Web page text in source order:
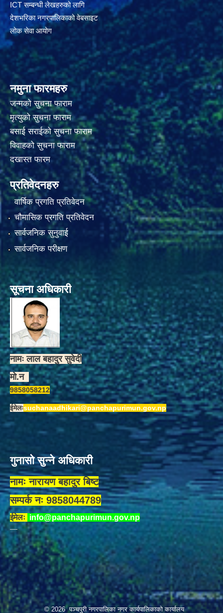
ICT सम्बन्धी लेखहरुको लागि
देशभरिका नगरपालिकाको वेबसाइट
लोक सेवा आयोग
नमुना फारमहरु
जन्मको सुचना फाराम
मृत्युको सुचना फाराम
बसाई सराईको सुचना फाराम
विवाहको सुचना फाराम
दखास्त फारम
प्रतिवेदनहरु
वार्षिक प्रगति प्रतिवेदन
चौमासिक प्रगति प्रतिवेदन
सार्वजनिक सुनुवाई
सार्वजनिक परीक्षण
सूचना अधिकारी
नामः लाल बहादुर सुवेदी
मो.न
9858058212
ईमेलःsuchanaadhikari@panchapurimun.gov.np
गुनासो सुन्ने अधिकारी
नामः नारायण बहादुर बिष्ट
सम्पर्क नः 9858044789
ईमेलः info@panchapurimun.gov.np
© 2026 पञ्चपुरी नगरपालिका नगर कार्यपालिकाको कार्यालय